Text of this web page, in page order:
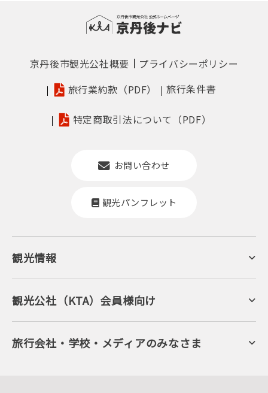
京丹後市観光公社概要
プライバシーポリシー
旅行業約款（PDF）
旅行条件書
特定商取引法について（PDF）
お問い合わせ
観光パンフレット
観光情報
京丹後について
ジオパークの絶景
キャンプ・グランピング
自然景観
旬の食
フルーツ
美術館・資料館
観光公社（KTA）会員様向け
KTA会員コミュニティ
会員向けサービス
KTAニュースレター
会員加入・会員情報（会員規程）
旅行会社・学校・メディアのみなさま
プレスリリース